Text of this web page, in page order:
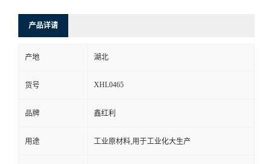
产品详请
产地 湖北
货号 XHL0465
品牌 鑫红利
用途 工业原材料,用于工业化大生产